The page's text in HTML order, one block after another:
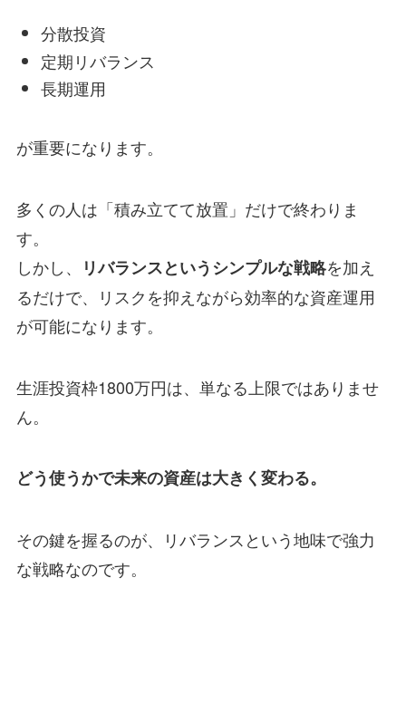
分散投資
定期リバランス
長期運用
が重要になります。
多くの人は「積み立てて放置」だけで終わりま
す。
しかし、
リバランスというシンプルな戦略を加え
るだけで、リスクを抑えながら効率的な資産運用
が可能になります。
生涯投資枠1800万円は、単なる上限ではありませ
ん。
どう使うかで未来の資産は大きく変わる。
その鍵を握るのが、リバランスという地味で強力
な戦略なのです。